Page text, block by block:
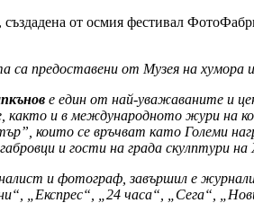
от осмия фестивал
са предоставени от Музея на хумора
е един от най-уважаваните и
както и в международното жури на
които се връчват като Големи
и гости на града
и фотограф, завършил е
„Експрес“, „24 часа“, „Сега“,